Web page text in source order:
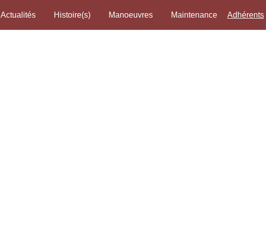
Actualités Histoire(s) Manoeuvres Maintenance Adhérents